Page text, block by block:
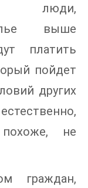
люди,
выше
платить
пойдет
других
не
граждан,